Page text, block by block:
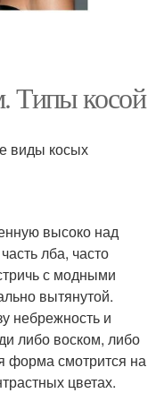
Типы косой
виды косых
высоко над
лба, часто
с модными
вытянутой.
небрежность и
либо воском, либо
форма смотрится на
цветах.